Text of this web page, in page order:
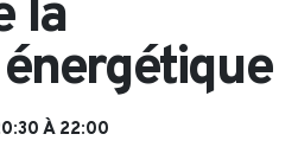
la
À 22:00